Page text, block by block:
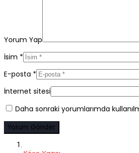
Yorum Yap
İsim *
E-posta *
İnternet sitesi
Daha sonraki yorumlarımda